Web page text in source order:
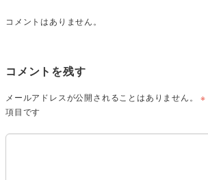
コメントはありません。
コメントを残す
メールアドレスが公開されることはありません。 ※
項目です